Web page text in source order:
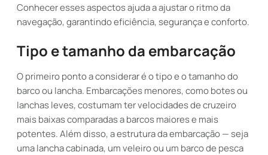
Conhecer esses aspectos ajuda a ajustar o ritmo da
navegação, garantindo eficiência, segurança e conforto.
Tipo e tamanho da embarcação
O primeiro ponto a considerar é o tipo e o tamanho do
barco ou lancha. Embarcações menores, como botes ou
lanchas leves, costumam ter velocidades de cruzeiro
mais baixas comparadas a barcos maiores e mais
potentes. Além disso, a estrutura da embarcação — seja
uma lancha cabinada, um veleiro ou um barco de pesca